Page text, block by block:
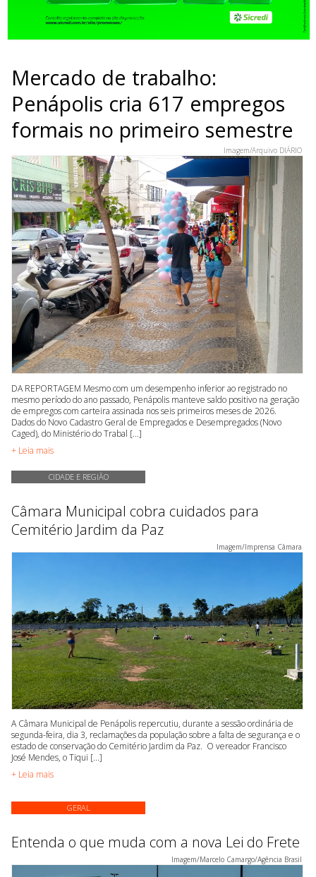
Mercado de trabalho:
Penápolis cria 617 empregos
formais no primeiro semestre
Imagem/Arquivo DIÁRIO
DA REPORTAGEM Mesmo com um desempenho inferior ao registrado no
mesmo período do ano passado, Penápolis manteve saldo positivo na geração
de empregos com carteira assinada nos seis primeiros meses de 2026.
Dados do Novo Cadastro Geral de Empregados e Desempregados (Novo
Caged), do Ministério do Trabal [...]
+ Leia mais
CIDADE E REGIÃO
Câmara Municipal cobra cuidados para
Cemitério Jardim da Paz
Imagem/Imprensa Câmara
A Câmara Municipal de Penápolis repercutiu, durante a sessão ordinária de
segunda-feira, dia 3, reclamações da população sobre a falta de segurança e o
estado de conservação do Cemitério Jardim da Paz. O vereador Francisco
José Mendes, o Tiqui [...]
+ Leia mais
GERAL
Entenda o que muda com a nova Lei do Frete
Imagem/Marcelo Camargo/Agência Brasil